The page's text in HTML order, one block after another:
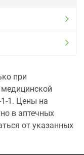
при
1. Цены на
в аптечных
от указанных